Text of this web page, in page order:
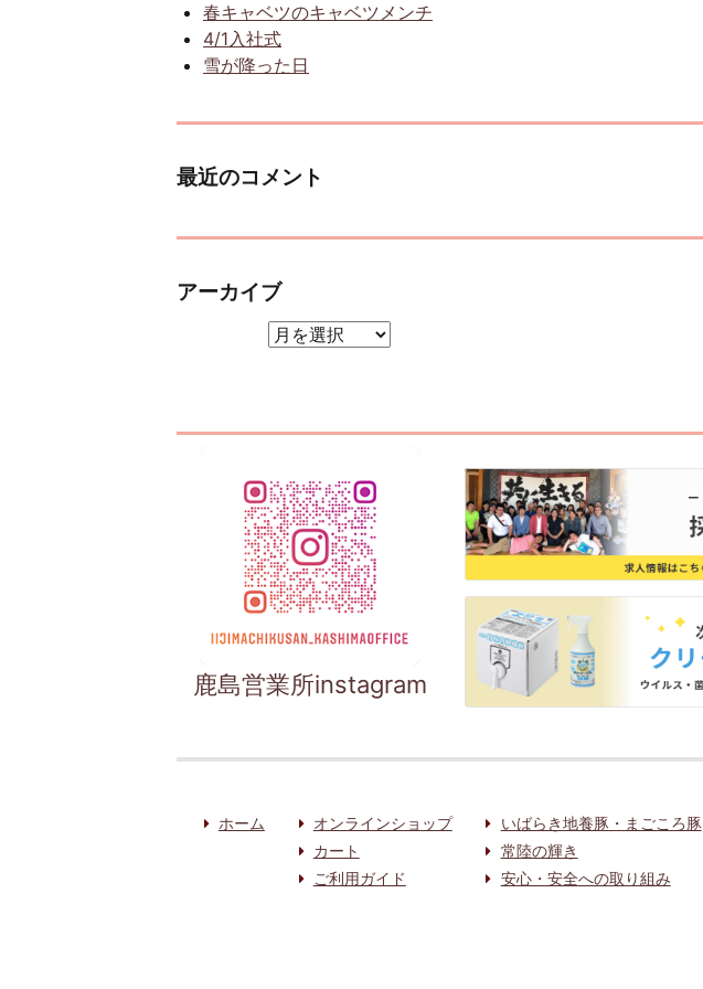
春キャベツのキャベツメンチ
4/1入社式
雪が降った日
最近のコメント
アーカイブ
鹿島営業所instagram
ホーム
オンラインショップ
カート
ご利用ガイド
いばらき地養豚・まごころ豚
常陸の輝き
安心・安全への取り組み